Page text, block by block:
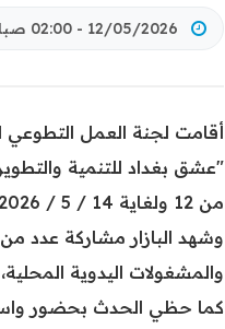
12/05/2026 - 02:00 صباحًا
أقامت لجنة العمل التطوعي
"عشق بغداد للتنمية
من 12 ولغاية 14 / 5 / 2026، في باحة مبنى الوزارة.
وشهد البازار مشاركة عدد
والمشغولات اليدوية
كما حظي الحدث بحضور واسع